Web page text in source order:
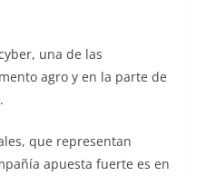
una de las
agro y en la parte de
que representan
apuesta fuerte es en